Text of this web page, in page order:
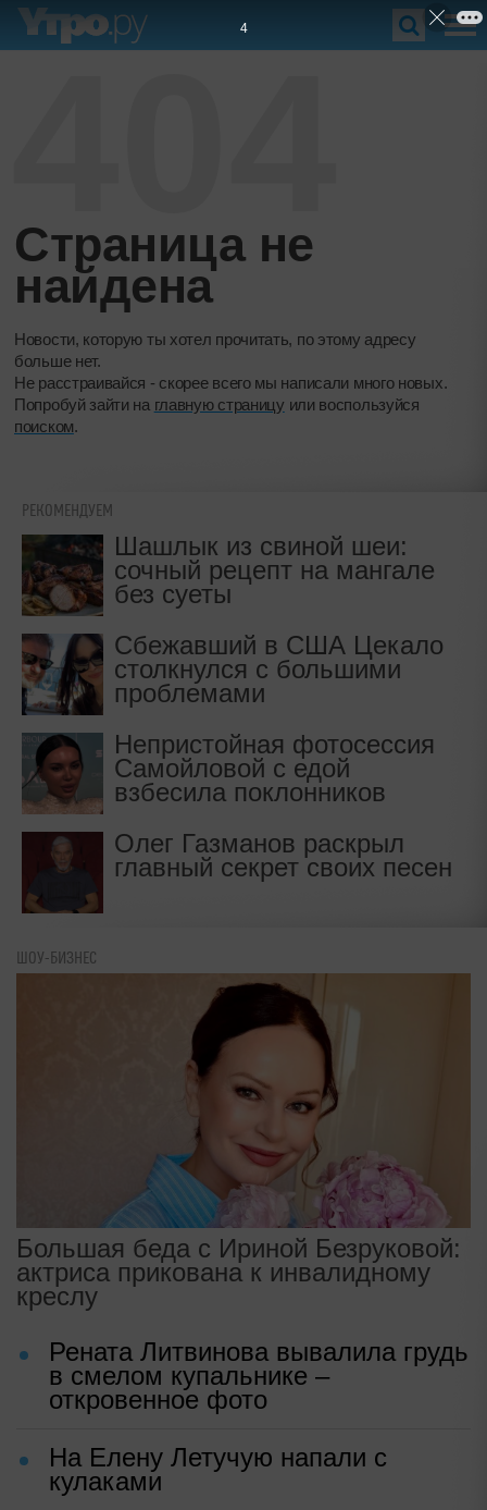
Страница не
найдена
Новости, которую ты хотел прочитать, по этому адресу
больше нет.
Не расстраивайся - скорее всего мы написали много новых.
Попробуй зайти на главную страницу или воспользуйся
поиском.
РЕКОМЕНДУЕМ
Шашлык из свиной шеи:
сочный рецепт на мангале
без суеты
Сбежавший в США Цекало
столкнулся с большими
проблемами
Непристойная фотосессия
Самойловой с едой
взбесила поклонников
Олег Газманов раскрыл
главный секрет своих песен
ШОУ-БИЗНЕС
Большая беда с Ириной Безруковой:
актриса прикована к инвалидному
креслу
Рената Литвинова вывалила грудь
в смелом купальнике –
откровенное фото
На Елену Летучую напали с
кулаками
3